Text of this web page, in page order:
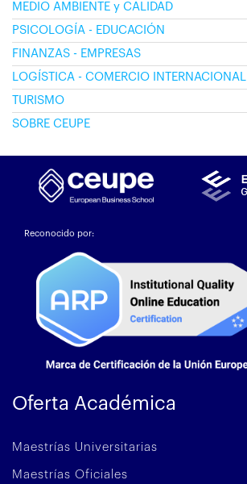
MEDIO AMBIENTE y CALIDAD
PSICOLOGÍA - EDUCACIÓN
FINANZAS - EMPRESAS
LOGÍSTICA - COMERCIO INTERNACIONAL
TURISMO
SOBRE CEUPE
Reconocido por:
Oferta Académica
Maestrías Universitarias
Maestrías Oficiales